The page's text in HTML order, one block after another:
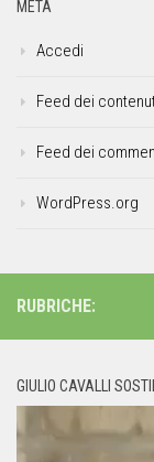
META
Accedi
Feed dei
Feed dei
WordPress.org
RUBRICHE:
GIULIO CAVALLI
Player